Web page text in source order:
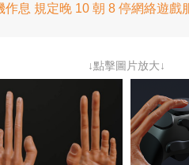
息 規定晚 10 朝 8 停網絡遊戲
↓點擊圖片放大↓